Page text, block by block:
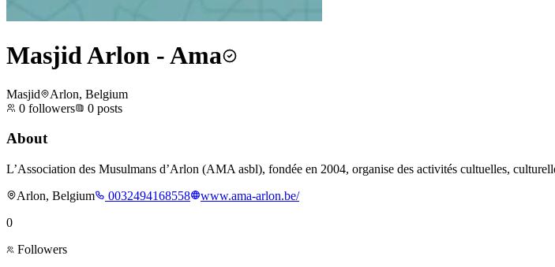
Masjid Arlon - Ama
Masjid
Arlon, Belgium
0 followers 0 posts
About
L’Association des Musulmans d’Arlon (AMA asbl), fondée en 2004, organise des activités cultuelles,
Arlon, Belgium
0032494168558
www.ama-arlon.be/
0
Followers